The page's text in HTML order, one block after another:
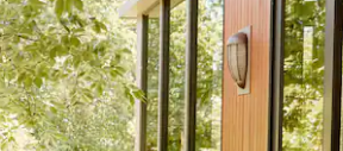
le haut et vers le bas, ou en